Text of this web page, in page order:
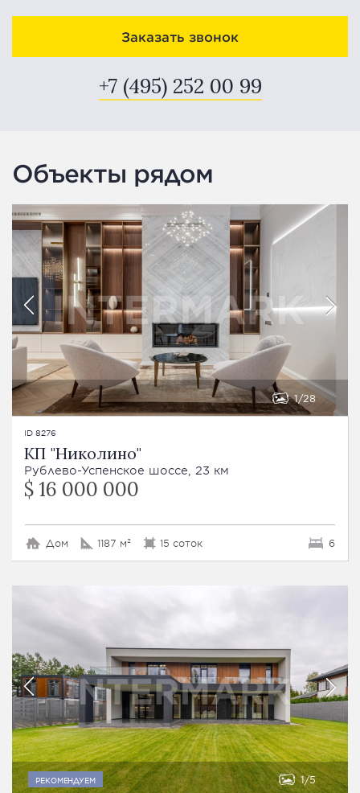
Заказать звонок
+7 (495) 252 00 99
Объекты рядом
1 28
ID 8276
КП "Николино"
Рублево-Успенское шоссе, 23 км
$ 16 000 000
Дом 1187 м² 15 соток 6
РЕКОМЕНДУЕМ 1 5